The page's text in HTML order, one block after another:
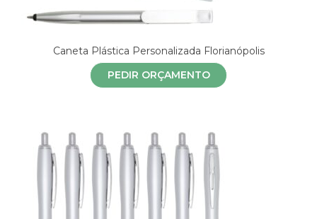
Caneta Plástica Personalizada Florianópolis
PEDIR ORÇAMENTO